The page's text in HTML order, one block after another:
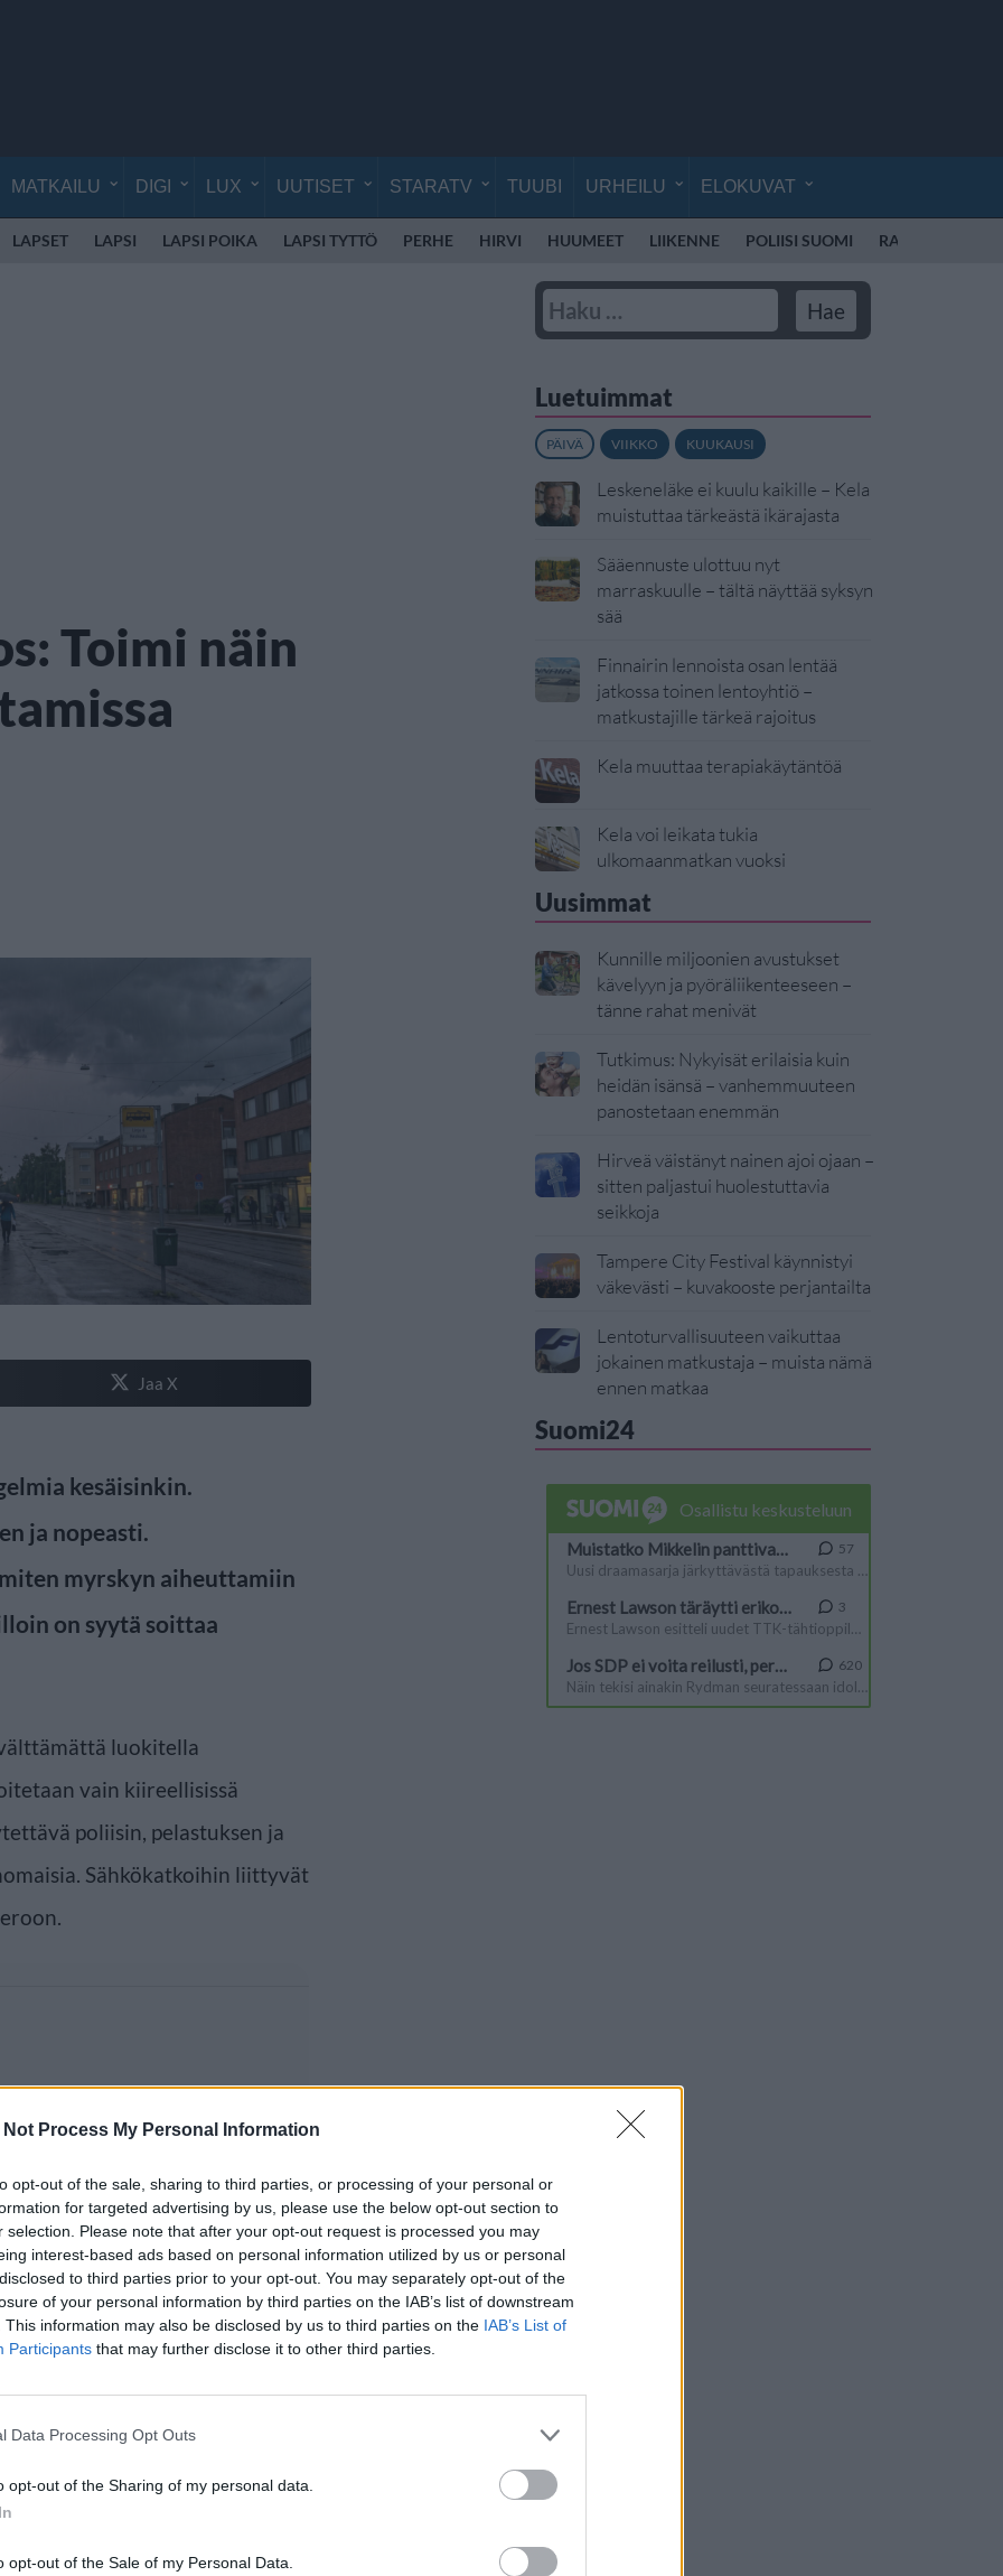
Not Process My Personal Information
opt-out of the sale, sharing to third parties, or processing of your personal or
for targeted advertising by us, please use the below opt-out section to
selection. Please note that after your opt-out request is processed you may
interest-based ads based on personal information utilized by us or personal
to third parties prior to your opt-out. You may separately opt-out of the
of your personal information by third parties on the IAB’s list of downstream
This information may also be disclosed by us to third parties on the IAB’s List of
Participants that may further disclose it to other third parties.
Data Processing Opt Outs
opt-out of the Sharing of my personal data.
opt-out of the Sale of my Personal Data.
MATKAILU DIGI LUX UUTISET STARATV TUUBI URHEILU ELOKUVAT
LAPSET LAPSI LAPSI POIKA LAPSI TYTTÖ PERHE HIRVI HUUMEET LIIKENNE POLIISI SUOMI RATTIJUOPPO
Toimi näin
Jaa X
kesäisinkin.
ja nopeasti.
myrskyn aiheuttamiin
on syytä soittaa
luokitella
vain kiireellisissä
poliisin, pelastuksen ja
Sähkökatkoihin liittyvät
Luetuimmat
PÄIVÄ VIIKKO KUUKAUSI
Leskeneläke ei kuulu kaikille – Kela
muistuttaa tärkeästä ikärajasta
Sääennuste ulottuu nyt
marraskuulle – tältä näyttää syksyn
sää
Finnairin lennoista osan lentää
jatkossa toinen lentoyhtiö –
matkustajille tärkeä rajoitus
Kela muuttaa terapiakäytäntöä
Kela voi leikata tukia
ulkomaanmatkan vuoksi
Uusimmat
Kunnille miljoonien avustukset
kävelyyn ja pyöräliikenteeseen –
tänne rahat menivät
Tutkimus: Nykyisät erilaisia kuin
heidän isänsä – vanhemmuuteen
panostetaan enemmän
Hirveä väistänyt nainen ajoi ojaan –
sitten paljastui huolestuttavia
seikkoja
Tampere City Festival käynnistyi
väkevästi – kuvakooste perjantailta
Lentoturvallisuuteen vaikuttaa
jokainen matkustaja – muista nämä
ennen matkaa
Suomi24